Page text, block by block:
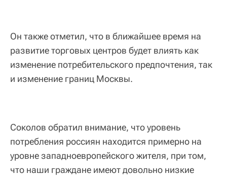
Он также отметил, что в ближайшее время на
развитие торговых центров будет влиять как
изменение потребительского предпочтения, так
и изменение границ Москвы.
Соколов обратил внимание, что уровень
потребления россиян находится примерно на
уровне западноевропейского жителя, при том,
что наши граждане имеют довольно низкие